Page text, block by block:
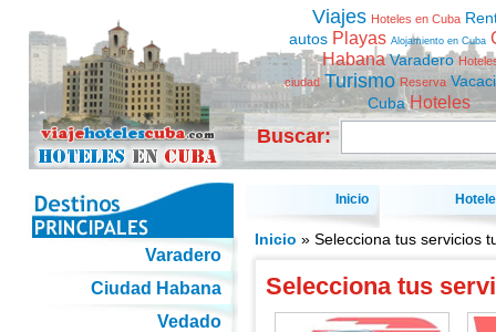
Viajes Hoteles en Cuba
autos Playas Alojamiento en Cuba
Habana Varadero
ciudad Turismo Reserva
Cuba Hoteles
Buscar:
Inicio
Inicio » Selecciona tus servicios
Selecciona tus
Varadero
Ciudad Habana
Vedado